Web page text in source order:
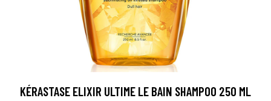
KÉRASTASE ELIXIR ULTIME LE BAIN SHAMPOO 250 ML